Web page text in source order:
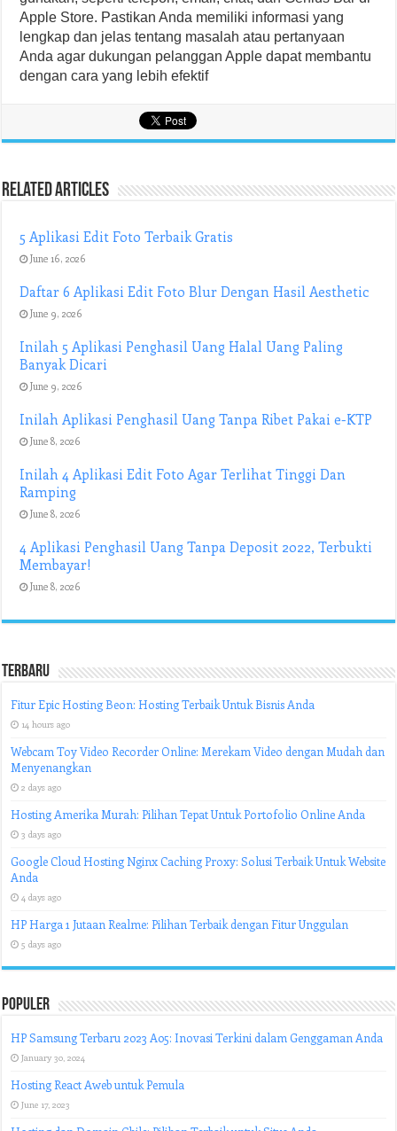
Apple Store. Pastikan Anda memiliki informasi yang
lengkap dan jelas tentang masalah atau pertanyaan
Anda agar dukungan pelanggan Apple dapat membantu
dengan cara yang lebih efektif
Related Articles
5 Aplikasi Edit Foto Terbaik Gratis
June 16, 2026
Daftar 6 Aplikasi Edit Foto Blur Dengan Hasil Aesthetic
June 9, 2026
Inilah 5 Aplikasi Penghasil Uang Halal Uang Paling
Banyak Dicari
June 9, 2026
Inilah Aplikasi Penghasil Uang Tanpa Ribet Pakai e-KTP
June 8, 2026
Inilah 4 Aplikasi Edit Foto Agar Terlihat Tinggi Dan
Ramping
June 8, 2026
4 Aplikasi Penghasil Uang Tanpa Deposit 2022, Terbukti
Membayar!
June 8, 2026
Terbaru
Fitur Epic Hosting Beon: Hosting Terbaik Untuk Bisnis Anda
14 hours ago
Webcam Toy Video Recorder Online: Merekam Video dengan Mudah dan
Menyenangkan
2 days ago
Hosting Amerika Murah: Pilihan Tepat Untuk Portofolio Online Anda
3 days ago
Google Cloud Hosting Nginx Caching Proxy: Solusi Terbaik Untuk Website
Anda
4 days ago
HP Harga 1 Jutaan Realme: Pilihan Terbaik dengan Fitur Unggulan
5 days ago
Populer
HP Samsung Terbaru 2023 A05: Inovasi Terkini dalam Genggaman Anda
January 30, 2024
Hosting React Aweb untuk Pemula
June 17, 2023